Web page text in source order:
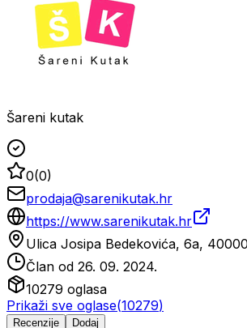
Šareni kutak
0(0)
prodaja@sarenikutak.hr
https://www.sarenikutak.hr
Ulica Josipa Bedekovića, 6a,
Član od 26. 09. 2024.
10279 oglasa
Prikaži sve oglase(10279)
Recenzije Dodaj